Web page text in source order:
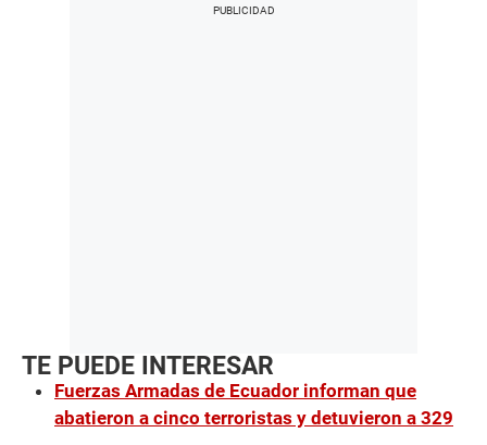
TE PUEDE INTERESAR
Fuerzas Armadas de Ecuador informan que
abatieron a cinco terroristas y detuvieron a 329